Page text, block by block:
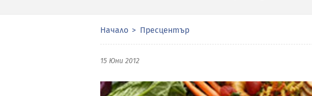
Начало Пресцентър
15 Юни 2012